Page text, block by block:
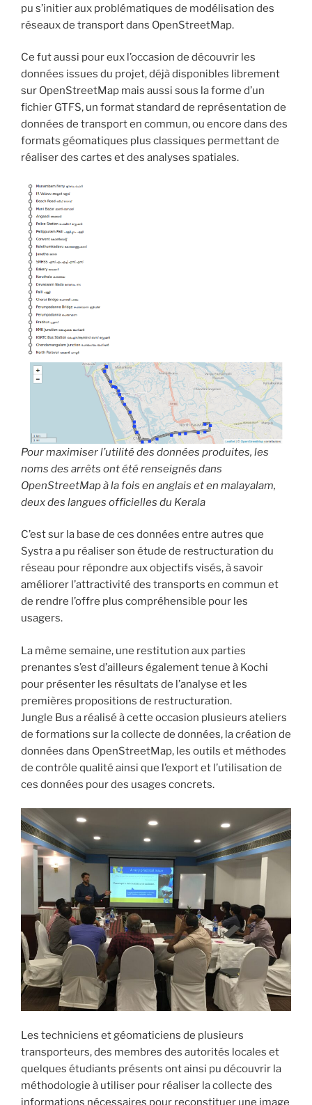
pu s’initier aux problématiques de modélisation des
réseaux de transport dans OpenStreetMap.
Ce fut aussi pour eux l’occasion de découvrir les
données issues du projet, déjà disponibles librement
sur OpenStreetMap mais aussi sous la forme d’un
fichier GTFS, un format standard de représentation de
données de transport en commun, ou encore dans des
formats géomatiques plus classiques permettant de
réaliser des cartes et des analyses spatiales.
Pour maximiser l’utilité des données produites, les
noms des arrêts ont été renseignés dans
OpenStreetMap à la fois en anglais et en malayalam,
deux des langues officielles du Kerala
C’est sur la base de ces données entre autres que
Systra a pu réaliser son étude de restructuration du
réseau pour répondre aux objectifs visés, à savoir
améliorer l’attractivité des transports en commun et
de rendre l’offre plus compréhensible pour les
usagers.
La même semaine, une restitution aux parties
prenantes s’est d’ailleurs également tenue à Kochi
pour présenter les résultats de l’analyse et les
premières propositions de restructuration.
Jungle Bus a réalisé à cette occasion plusieurs ateliers
de formations sur la collecte de données, la création de
données dans OpenStreetMap, les outils et méthodes
de contrôle qualité ainsi que l’export et l’utilisation de
ces données pour des usages concrets.
Les techniciens et géomaticiens de plusieurs
transporteurs, des membres des autorités locales et
quelques étudiants présents ont ainsi pu découvrir la
méthodologie à utiliser pour réaliser la collecte des
informations nécessaires pour reconstituer une image